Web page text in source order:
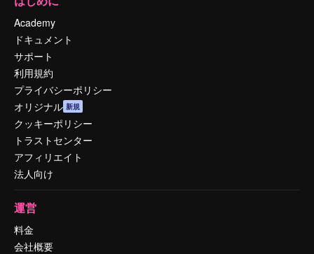
Academy
ドキュメント
サポート
利用規約
プライバシーポリシー
オリジナル 新規
クッキーポリシー
トラストセンター
アフィリエイト
法人向け
運営
料金
会社概要